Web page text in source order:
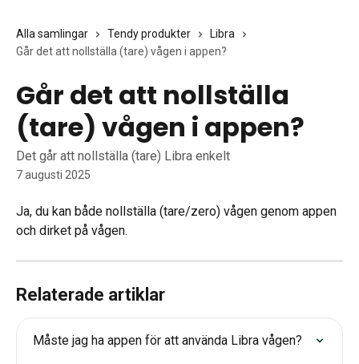
Alla samlingar Tendy produkter
Libra
Går det att nollställa (tare) vågen i appen?
Går det att nollställa
(tare) vågen i appen?
Det går att nollställa (tare) Libra enkelt
7 augusti 2025
Ja, du kan både nollställa (tare/zero) vågen genom appen
och dirket på vågen.
Relaterade artiklar
Måste jag ha appen för att använda Libra vågen?